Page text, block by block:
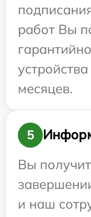
работ Вы
месяцев.
5
Вы
и наш